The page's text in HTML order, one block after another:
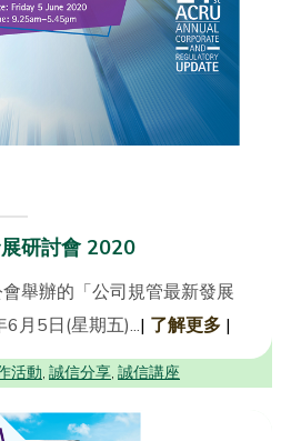
研討會 2020
舉辦的「公司規管最新發展
月5日(星期五)...| 了解更多 |
活動, 誠信分享, 誠信講座